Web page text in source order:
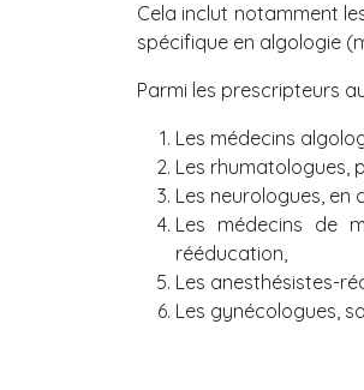
Cela inclut notamment
spécifique en algologie
Parmi les prescripteurs
Les médecins
Les rhumatologues,
Les neurologues, en
Les médecins de
rééducation,
Les anesthésistes-
Les gynécologues,